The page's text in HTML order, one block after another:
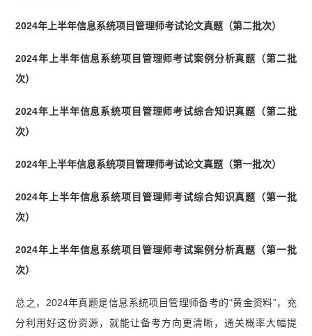
2024年上半年信息系统项目管理师考试论文真题（第二批次）
2024年上半年信息系统项目管理师考试案例分析真题（第二批
次）
2024年上半年信息系统项目管理师考试综合知识真题（第二批
次）
2024年上半年信息系统项目管理师考试论文真题（第一批次）
2024年上半年信息系统项目管理师考试综合知识真题（第一批
次）
2024年上半年信息系统项目管理师考试案例分析真题（第一批
次）
总之，2024年真题是信息系统项目管理师备考的“黄金资料”，充
分利用好这份资源，就能让备考方向更清晰，通关概率大幅提